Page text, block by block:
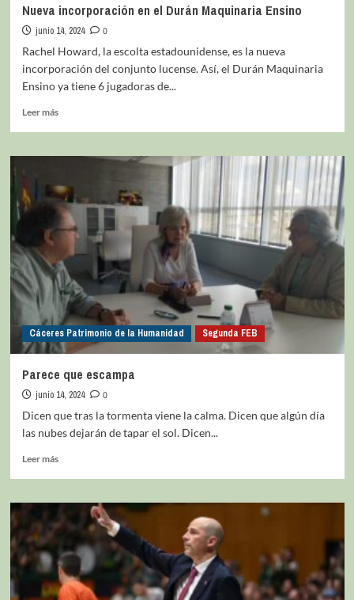
Nueva incorporación en el Durán Maquinaria Ensino
junio 14, 2024
0
Rachel Howard, la escolta estadounidense, es la nueva
incorporación del conjunto lucense. Así, el Durán Maquinaria
Ensino ya tiene 6 jugadoras de...
Leer más
Cáceres Patrimonio de la Humanidad Segunda FEB
Parece que escampa
junio 14, 2024
0
Dicen que tras la tormenta viene la calma. Dicen que algún día
las nubes dejarán de tapar el sol. Dicen...
Leer más